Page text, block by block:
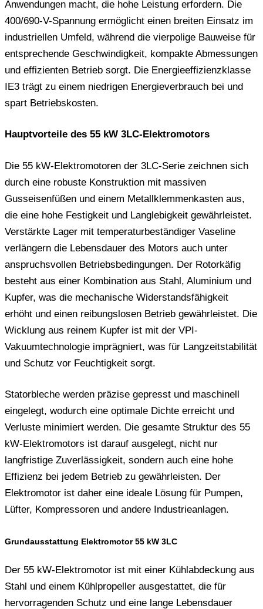
Anwendungen macht, die hohe Leistung erfordern. Die
400/690-V-Spannung ermöglicht einen breiten Einsatz im
industriellen Umfeld, während die vierpolige Bauweise für
entsprechende Geschwindigkeit, kompakte Abmessungen
und effizienten Betrieb sorgt. Die Energieeffizienzklasse
IE3 trägt zu einem niedrigen Energieverbrauch bei und
spart Betriebskosten.
Hauptvorteile des 55 kW 3LC-Elektromotors
Die 55 kW-Elektromotoren der 3LC-Serie zeichnen sich
durch eine robuste Konstruktion mit massiven
Gusseisenfüßen und einem Metallklemmenkasten aus,
die eine hohe Festigkeit und Langlebigkeit gewährleistet.
Verstärkte Lager mit temperaturbeständiger Vaseline
verlängern die Lebensdauer des Motors auch unter
anspruchsvollen Betriebsbedingungen. Der Rotorkäfig
besteht aus einer Kombination aus Stahl, Aluminium und
Kupfer, was die mechanische Widerstandsfähigkeit
erhöht und einen reibungslosen Betrieb gewährleistet. Die
Wicklung aus reinem Kupfer ist mit der VPI-
Vakuumtechnologie imprägniert, was für Langzeitstabilität
und Schutz vor Feuchtigkeit sorgt.
Statorbleche werden präzise gepresst und maschinell
eingelegt, wodurch eine optimale Dichte erreicht und
Verluste minimiert werden. Die gesamte Struktur des 55
kW-Elektromotors ist darauf ausgelegt, nicht nur
langfristige Zuverlässigkeit, sondern auch eine hohe
Effizienz bei jedem Betrieb zu gewährleisten. Der
Elektromotor ist daher eine ideale Lösung für Pumpen,
Lüfter, Kompressoren und andere Industrieanlagen.
Grundausstattung Elektromotor 55 kW 3LC
Der 55 kW-Elektromotor ist mit einer Kühlabdeckung aus
Stahl und einem Kühlpropeller ausgestattet, die für
hervorragenden Schutz und eine lange Lebensdauer